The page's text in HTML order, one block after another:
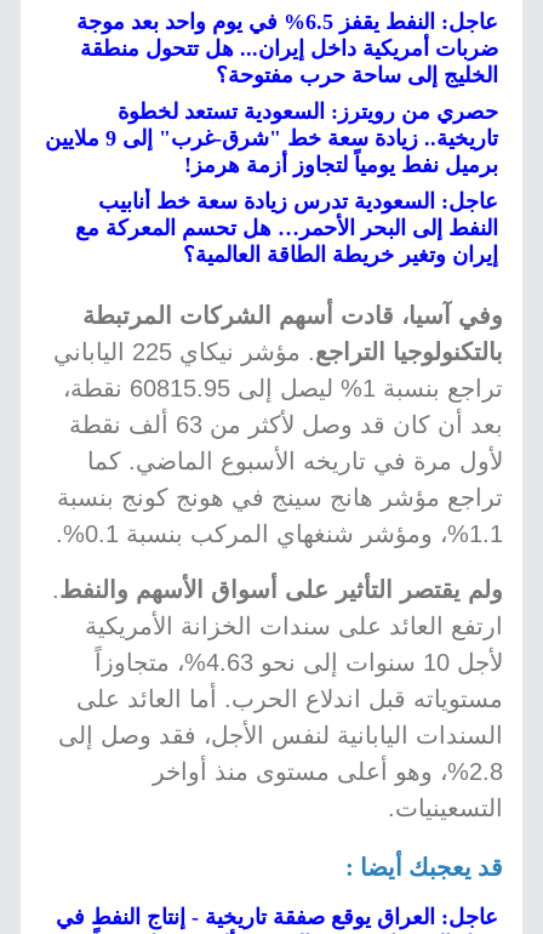
عاجل: النفط يقفز 6.5% في يوم واحد بعد موجة
ضربات أمريكية داخل إيران... هل تتحول منطقة
الخليج إلى ساحة حرب مفتوحة؟
حصري من رويترز: السعودية تستعد لخطوة
تاريخية.. زيادة سعة خط "شرق-غرب" إلى 9 ملايين
برميل نفط يومياً لتجاوز أزمة هرمز!
عاجل: السعودية تدرس زيادة سعة خط أنابيب
النفط إلى البحر الأحمر… هل تحسم المعركة مع
إيران وتغير خريطة الطاقة العالمية؟
وفي آسيا، قادت أسهم الشركات المرتبطة
بالتكنولوجيا التراجع
. مؤشر نيكاي 225 الياباني
تراجع بنسبة 1% ليصل إلى 60815.95 نقطة،
بعد أن كان قد وصل لأكثر من 63 ألف نقطة
لأول مرة في تاريخه الأسبوع الماضي. كما
تراجع مؤشر هانج سينج في هونج كونج بنسبة
1.1%، ومؤشر شنغهاي المركب بنسبة 0.1%.
ولم يقتصر التأثير على أسواق الأسهم والنفط.
ارتفع العائد على سندات الخزانة الأمريكية
لأجل 10 سنوات إلى نحو 4.63%، متجاوزاً
مستوياته قبل اندلاع الحرب. أما العائد على
السندات اليابانية لنفس الأجل، فقد وصل إلى
2.8%، وهو أعلى مستوى منذ أواخر
التسعينيات.
قد يعجبك أيضا :
عاجل: العراق يوقع صفقة تاريخية - إنتاج النفط في